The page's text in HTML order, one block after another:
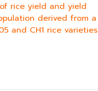
rice yield and yield
derived from a
and CH1 rice varieties